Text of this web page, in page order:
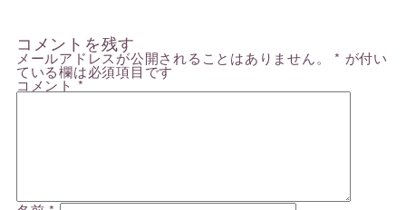
コメントを残す
メールアドレスが公開されることはありません。 * が付い
ている欄は必須項目です
コメント*